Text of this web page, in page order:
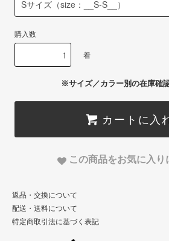
購入数
着
※サイズ／カラー別の在庫確
カートに入
この商品をお気に入り
返品・交換について
配送・送料について
特定商取引法に基づく表記